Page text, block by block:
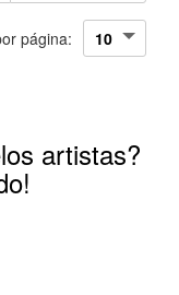
página:
artistas?